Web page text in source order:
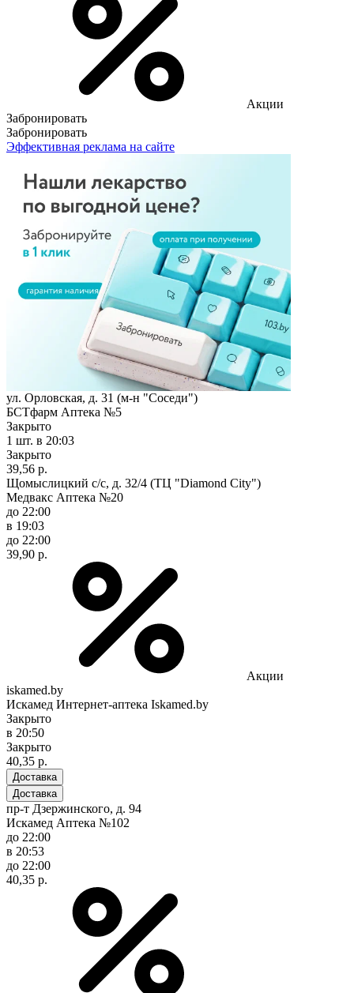
Акции
Забронировать
Забронировать
Эффективная реклама на сайте
ул. Орловская, д. 31 (м-н "Соседи")
БСТфарм Аптека №5
Закрыто
1 шт. в 20:03
Закрыто
39,56 р.
Щомыслицкий с/с, д. 32/4 (ТЦ "Diamond City")
Медвакс Аптека №20
до 22:00
в 19:03
до 22:00
39,90 р.
Акции
iskamed.by
Искамед Интернет-аптека Iskamed.by
Закрыто
в 20:50
Закрыто
40,35 р.
Доставка
Доставка
пр-т Дзержинского, д. 94
Искамед Аптека №102
до 22:00
в 20:53
до 22:00
40,35 р.